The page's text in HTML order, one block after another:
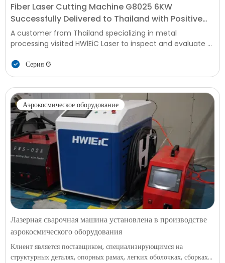
Fiber Laser Cutting Machine G8025 6KW
Successfully Delivered to Thailand with Positive
Customer Feedback
A customer from Thailand specializing in metal
processing visited HWlEiC Laser to inspect and evaluate a
production needs. The customer required a reliable
solution to improve cutting performance, ensure stable
operation, and support future production expansion.
Серия G
Аэрокосмическое оборудование
Лазерная сварочная машина установлена в производстве
аэрокосмического оборудования
Клиент является поставщиком, специализирующимся на
структурных деталях, опорных рамах, легких оболочках, сборках